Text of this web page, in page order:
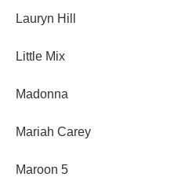
Lauryn Hill
Little Mix
Madonna
Mariah Carey
Maroon 5